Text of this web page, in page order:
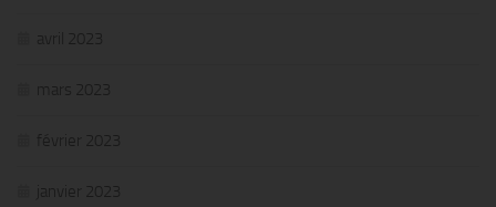
avril 2023
mars 2023
février 2023
janvier 2023